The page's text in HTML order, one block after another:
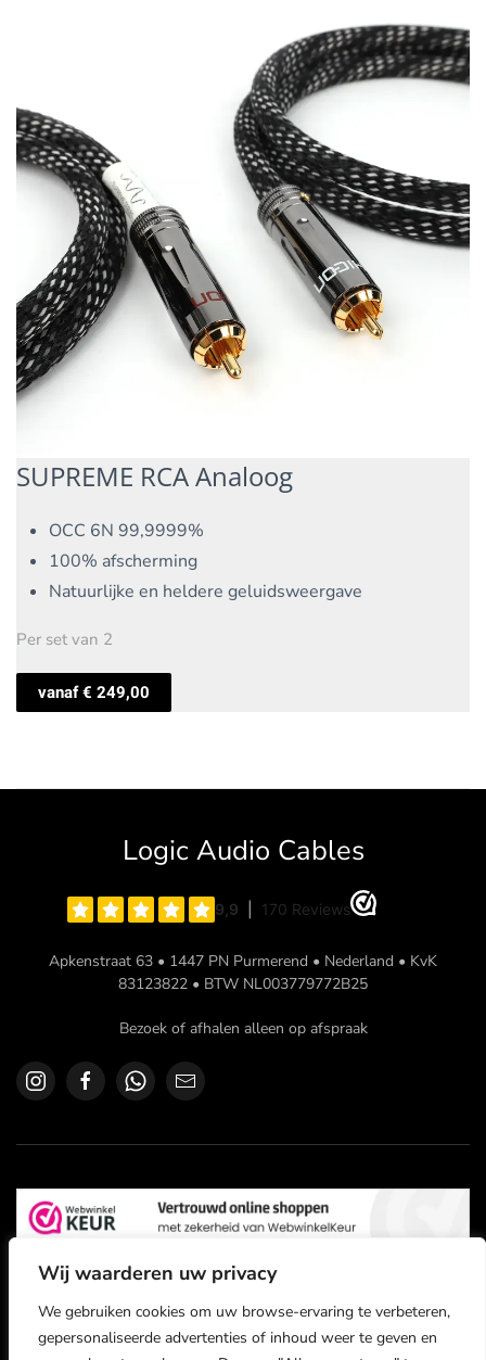
Wij waarderen uw privacy
We gebruiken cookies om uw browse-ervaring te verbeteren,
gepersonaliseerde advertenties of inhoud weer te geven en
SUPREME RCA Analoog
OCC 6N 99,9999%
100% afscherming
Natuurlijke en heldere geluidsweergave
Per set van 2
vanaf€ 249,00
Logic Audio Cables
Apkenstraat 63 • 1447 PN Purmerend • Nederland • KvK
83123822 • BTW NL003779772B25
Bezoek of afhalen alleen op afspraak
2026 Logic Audio Cables. All rights reserved.